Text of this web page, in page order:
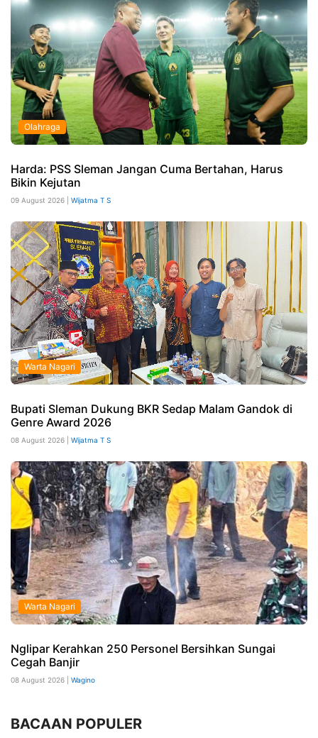
Olahraga
Harda: PSS Sleman Jangan Cuma Bertahan, Harus
Bikin Kejutan
09 August 2026 | Wijatma T S
Warta Nagari
Bupati Sleman Dukung BKR Sedap Malam Gandok di
Genre Award 2026
08 August 2026 | Wijatma T S
Warta Nagari
Nglipar Kerahkan 250 Personel Bersihkan Sungai
Cegah Banjir
08 August 2026 | Wagino
BACAAN POPULER